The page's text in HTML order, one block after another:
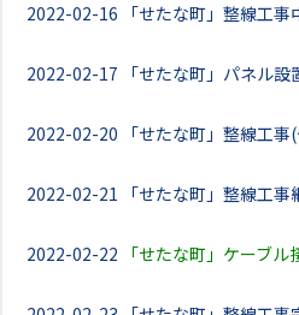
2022-02-16 「せたな町」整線工事
2022-02-17 「せたな町」パネル
2022-02-20 「せたな町」整線工
2022-02-21 「せたな町」整線工
2022-02-22 「せたな町」ケーブ